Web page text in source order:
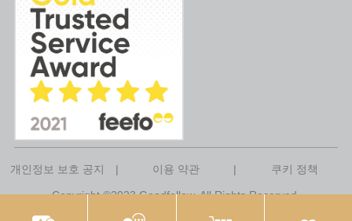
개인정보 보호 공지 | 이용 약관 | 쿠키 정책
Copyright ©2023 Goodfellow. All Rights Reserved.